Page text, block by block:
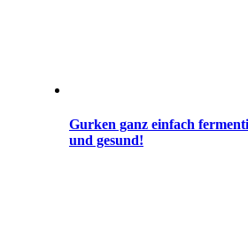
Gurken ganz einfach
und gesund!